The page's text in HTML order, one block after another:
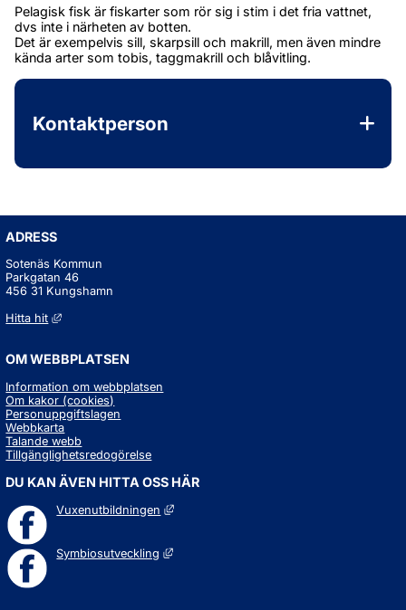
Pelagisk fisk är fiskarter som rör sig i stim i det fria vattnet,
dvs inte i närheten av botten.
Det är exempelvis sill, skarpsill och makrill, men även mindre
kända arter som tobis, taggmakrill och blåvitling.
Kontaktperson
ADRESS
Sotenäs Kommun
Parkgatan 46
456 31 Kungshamn
Hitta hit
Länk till annan webbplats, öppnas i nytt fönster.
OM WEBBPLATSEN
Information om webbplatsen
Om kakor (cookies)
Personuppgiftslagen
Webbkarta
Talande webb
Tillgänglighetsredogörelse
DU KAN ÄVEN HITTA OSS HÄR
Vuxenutbildningen Länk till annan webbplats, öppnas i nytt
Symbiosutveckling Länk till annan webbplats, öppnas i nytt